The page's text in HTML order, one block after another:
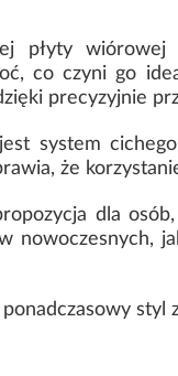
płyty
co czyni go
precyzyjnie
system
że
dla
nowoczesnych,